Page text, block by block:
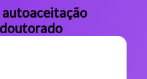
autoaceitação